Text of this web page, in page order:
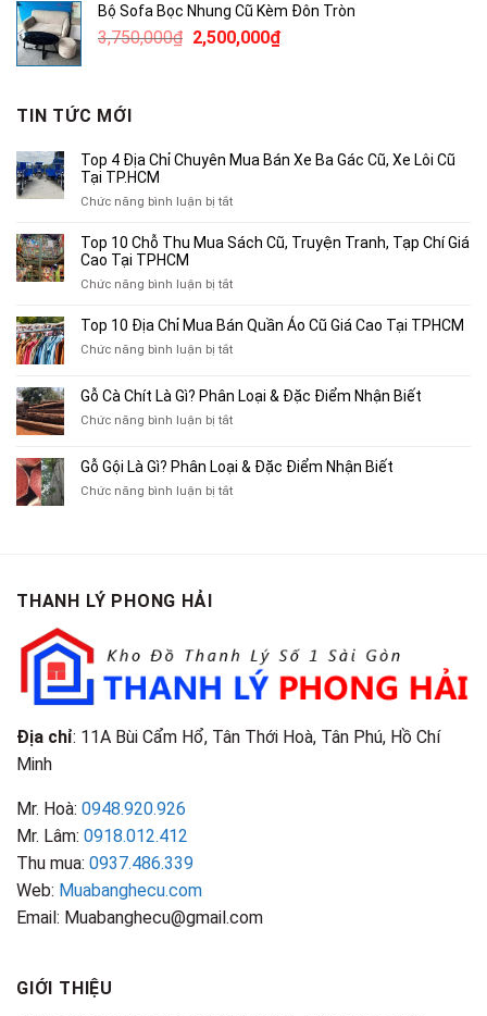
490,000₫.là:
300,000₫.
Bộ Sofa Bọc Nhung Cũ Kèm Đôn Tròn
3,750,000₫ Giá
2,500,000₫Giá
TIN TỨC MỚI
Top 4 Địa Chỉ Chuyên Mua Bán Xe Ba Gác Cũ, Xe Lôi Cũ
Tại TP.HCM
Chức năng bình luận bị tắtở
4
Chuyên
Bán
Xe
Cũ,
Xe
Cũ
TP.HCM
Top 10 Chỗ Thu Mua Sách Cũ, Truyện Tranh, Tạp Chí Giá
Cao Tại TPHCM
Chức năng bình luận bị tắtở
10
Thu
Sách
Tạp
Chí
Top 10 Địa Chỉ Mua Bán Quần Áo Cũ Giá Cao Tại TPHCM
Chức năng bình luận bị tắtở
Địa
Chỉ
Bán
Áo
Gỗ Cà Chít Là Gì? Phân Loại & Đặc Điểm Nhận Biết
Chức năng bình luận bị tắtở
Chít
Là
Gỗ Gội Là Gì? Phân Loại & Đặc Điểm Nhận Biết
Chức năng bình luận bị tắtở
Điểm
Nhận
Biết
THANH LÝ PHONG HẢI
Địa chỉ: 11A Bùi Cẩm Hổ, Tân Thới Hoà, Tân Phú, Hồ Chí
Minh
Mr. Hoà: 0948.920.926
Mr. Lâm: 0918.012.412
Thu mua: 0937.486.339
Web: Muabanghecu.com
Email: Muabanghecu@gmail.com
GIỚI THIỆU